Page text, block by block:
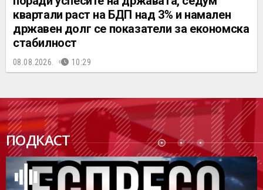
квартали раст на БДП над 3% и намален
државен долг се показатели за економска
стабилност
08.08.2026. 10:29
ПОДКАСТ
ПОДК